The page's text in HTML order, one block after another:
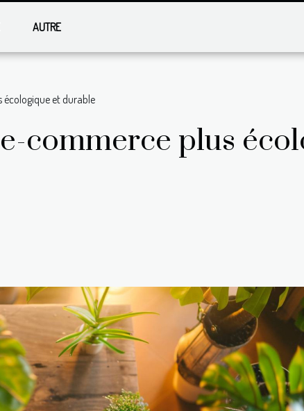
AUTRE
et durable
commerce plus